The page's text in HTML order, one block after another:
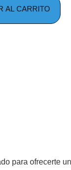
AL CARRITO
para ofrecerte